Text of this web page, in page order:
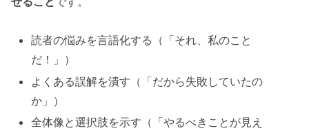
読者の悩みを言語化する（「それ、私のこと
だ！」）
よくある誤解を潰す（「だから失敗していたの
か」）
全体像と選択肢を示す（「やるべきことが見え